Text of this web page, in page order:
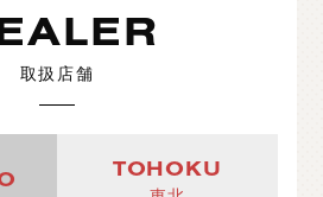
取扱店舗
TOHOKU